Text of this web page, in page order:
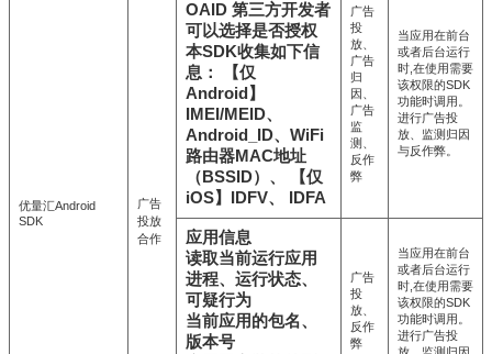
优量汇Android
SDK
广告
投放
合作
OAID 第三方开发者
可以选择是否授权
本SDK收集如下信
息： 【仅
Android】
IMEI/MEID、
Android_ID、WiFi
路由器MAC地址
（BSSID）、 【仅
iOS】IDFV、 IDFA
广告
投
放、
广告
归
因、
广告
监
测、
反作
弊
当应用在前台
或者后台运行
时,在使用需要
该权限的SDK
功能时调用。
进行广告投
放、监测归因
与反作弊。
应用信息
读取当前运行应用
进程、运行状态、
可疑行为
当前应用的包名、
版本号
广告
投
放、
反作
弊
当应用在前台
或者后台运行
时,在使用需要
该权限的SDK
功能时调用。
进行广告投